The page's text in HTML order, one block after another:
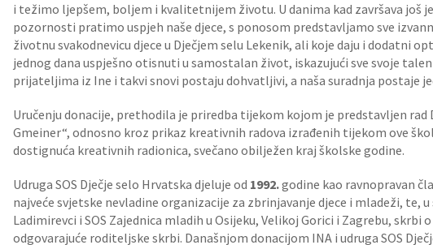
i težimo ljepšem, boljem i kvalitetnijem životu. U danima kad završava još
pozornosti pratimo uspjeh naše djece, s ponosom predstavljamo sve
životnu svakodnevicu djece u Dječjem selu Lekenik, ali koje daju i dodatni
jednog dana uspješno otisnuti u samostalan život, iskazujući sve svoje
prijateljima iz Ine i takvi snovi postaju dohvatljivi, a naša suradnja postaje
Uručenju donacije, prethodila je priredba tijekom kojom je predstavljen rad
Gmeiner“, odnosno kroz prikaz kreativnih radova izrađenih tijekom ove
dostignuća kreativnih radionica, svečano obilježen kraj školske godine.
Udruga SOS Dječje selo Hrvatska djeluje od 1992.godine kao ravnopravan
najveće svjetske nevladine organizacije za zbrinjavanje djece i mladeži, te, u
Ladimirevci i SOS Zajednica mladih u Osijeku, Velikoj Gorici i Zagrebu, skrbi
odgovarajuće roditeljske skrbi. Današnjom donacijom INA i udruga SOS